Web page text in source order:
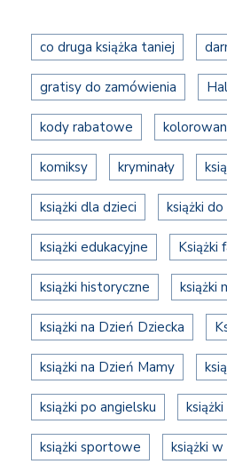
co druga książka taniej
gratisy do zamówienia
kody rabatowe
komiksy kryminały
książki dla dzieci książki do
książki edukacyjne Książki
książki historyczne książki
książki na Dzień Dziecka
książki na Dzień Mamy
książki po angielsku
książki sportowe książki